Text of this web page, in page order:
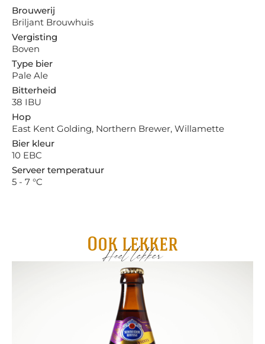
Brouwerij
Briljant Brouwhuis
Vergisting
Boven
Type bier
Pale Ale
Bitterheid
38 IBU
Hop
East Kent Golding, Northern Brewer, Willamette
Bier kleur
10 EBC
Serveer temperatuur
5 - 7 °C
Ook lekker
Heel lekker